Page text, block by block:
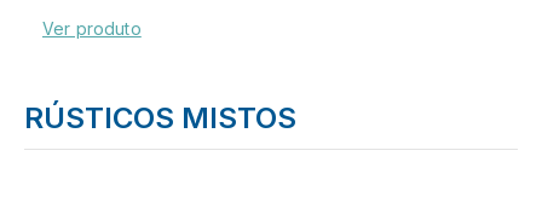
Ver produto
RÚSTICOS MISTOS